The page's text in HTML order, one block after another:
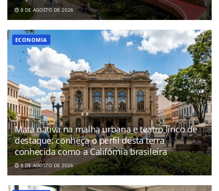
8 DE AGOSTO DE 2026
ECONOMIA
Mata nativa na malha urbana e teatro lírico de
destaque: conheça o perfil desta terra
conhecida como a Califórnia brasileira
8 DE AGOSTO DE 2026